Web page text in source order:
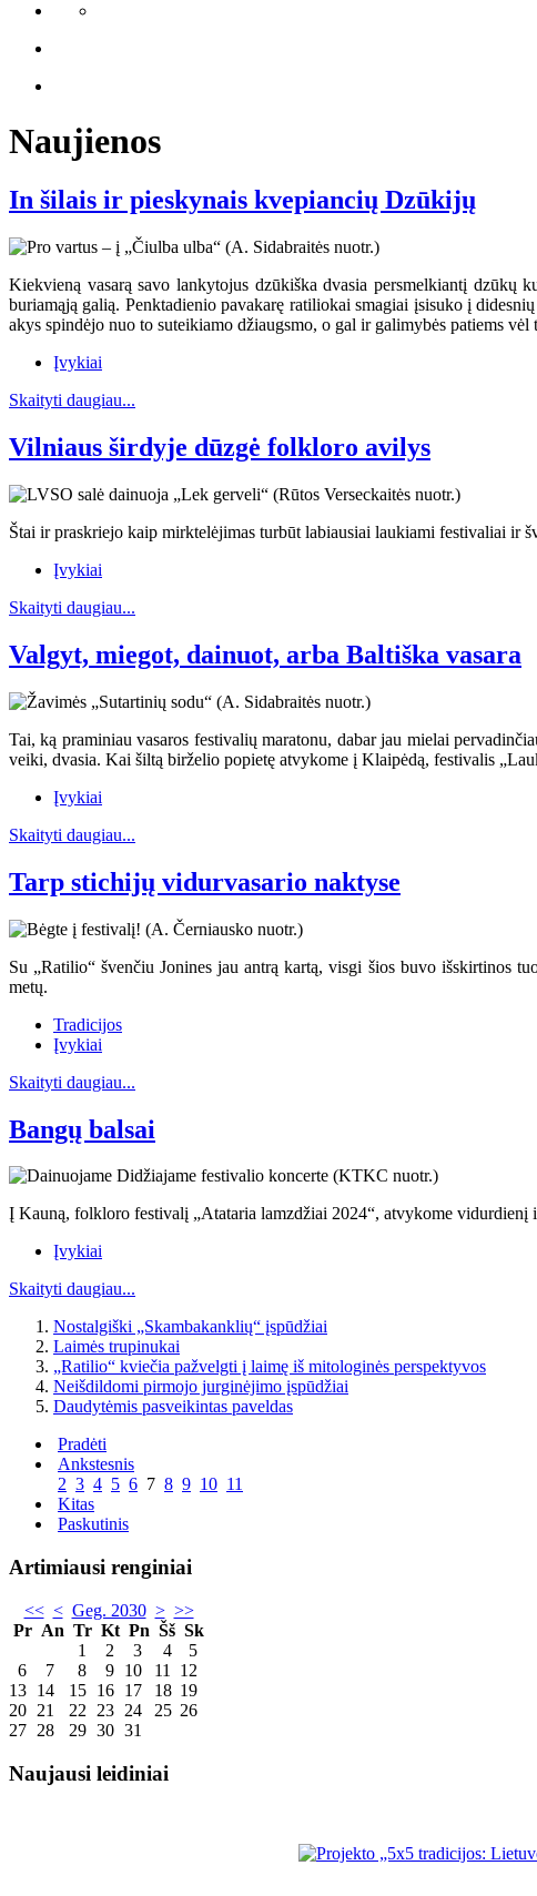
Naujienos
In šilais ir pieskynais kvepiancių Dzūkijų
Kiekvieną vasarą savo lankytojus dzūkiška dvasia persmelkiantį dzūkų
buriamąją galią. Penktadienio pavakarę ratiliokai smagiai įsisuko į
akys spindėjo nuo to suteikiamo džiaugsmo, o gal ir galimybės patiems vėl
Įvykiai
Skaityti daugiau...
Vilniaus širdyje dūzgė folkloro avilys
Štai ir praskriejo kaip mirktelėjimas turbūt labiausiai laukiami festivaliai ir
Įvykiai
Skaityti daugiau...
Valgyt, miegot, dainuot, arba Baltiška vasara
Tai, ką praminiau vasaros festivalių maratonu, dabar jau mielai
veiki, dvasia. Kai šiltą birželio popietę atvykome į Klaipėdą, festivalis
Įvykiai
Skaityti daugiau...
Tarp stichijų vidurvasario naktyse
Su „Ratilio“ švenčiu Jonines jau antrą kartą, visgi šios buvo išskirtinos
metų.
Tradicijos
Įvykiai
Skaityti daugiau...
Bangų balsai
Į Kauną, folkloro festivalį „Atataria lamzdžiai 2024“, atvykome vidurdienį
Įvykiai
Skaityti daugiau...
Nostalgiški „Skambakanklių“ įspūdžiai
Laimės trupinukai
„Ratilio“ kviečia pažvelgti į laimę iš mitologinės perspektyvos
Neišdildomi pirmojo jurginėjimo įspūdžiai
Daudytėmis pasveikintas paveldas
Pradėti
Ankstesnis
2 3 4 5 6 7 8 9 10 11
Kitas
Paskutinis
Artimiausi renginiai
<< < Geg. 2030 > >>
Pr An Tr Kt Pn Šš Sk
1
2 3 4
5
6
7 8 9 10 11
12
13 14 15 16 17 18 19
20 21 22 23 24 25 26
27 28 29 30 31
Naujausi leidiniai